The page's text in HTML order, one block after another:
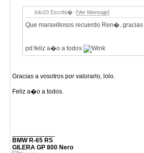
lolo33 Escribi�: [Ver Mensaje]
Que maravillosos recuerdo
pd:feliz a�o a todos
Gracias a vosotros por valorarlo, lolo.
Feliz a�o a todos.
BMW R-65 RS
GILERA GP 800 Nero